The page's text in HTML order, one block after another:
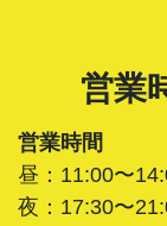
営業
営業時間
昼：11:00〜
夜：17:30〜